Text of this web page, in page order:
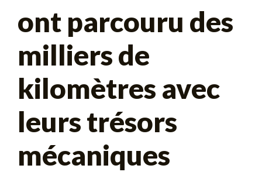
ont parcouru des
milliers de
kilomètres avec
leurs trésors
mécaniques